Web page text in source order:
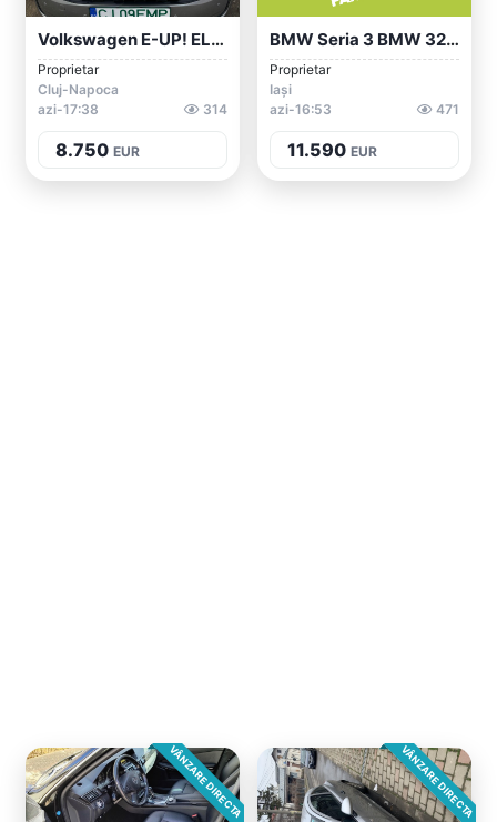
Volkswagen E-UP! ELECTRIC
Proprietar
Cluj-Napoca
azi-17:38
314
8.750 EUR
BMW Seria 3 BMW 320d F30 2012, 184 CP, 2...
Proprietar
Iași
azi-16:53
471
11.590 EUR
VÂNZARE DIRECTA VÂNZARE DIRECTA